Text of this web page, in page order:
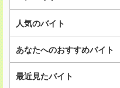
人気のバイト
あなたへのおすすめバイト
最近見たバイト